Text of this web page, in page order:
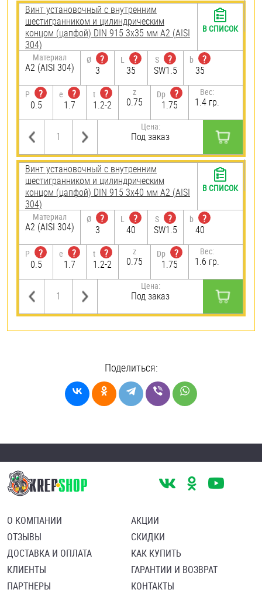
Винт установочный с внутренним
шестигранником и цилиндрическим
концом (цапфой) DIN 915 3х35 мм А2 (AISI
304)
Материал
А2 (AISI 304)
Ø
?
3
L
?
35
S
?
SW1.5
b
?
35
P
?
0.5
e
?
1.7
t
?
1.2-2
z
0.75
Dp
?
1.75
Вес:
1.4 гр.
Цена:
Под заказ
В СПИСОК
Винт установочный с внутренним
шестигранником и цилиндрическим
концом (цапфой) DIN 915 3х40 мм А2 (AISI
304)
Материал
А2 (AISI 304)
Ø
?
3
L
?
40
S
?
SW1.5
b
?
40
P
?
0.5
e
?
1.7
t
?
1.2-2
z
0.75
Dp
?
1.75
Вес:
1.6 гр.
Цена:
Под заказ
В СПИСОК
Поделиться:
О КОМПАНИИ
ОТЗЫВЫ
ДОСТАВКА И ОПЛАТА
КЛИЕНТЫ
ПАРТНЕРЫ
АКЦИИ
СКИДКИ
КАК КУПИТЬ
ГАРАНТИИ И ВОЗВРАТ
КОНТАКТЫ